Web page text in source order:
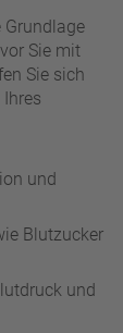
Sie mit
Sie sich
und
Blutzucker
und